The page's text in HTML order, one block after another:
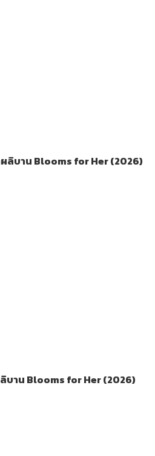
ลิบาน Blooms for Her (2026)
บาน Blooms for Her (2026)